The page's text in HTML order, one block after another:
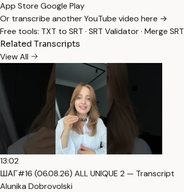
App Store Google Play
Or transcribe another YouTube video here →
Free tools: TXT to SRT · SRT Validator· Merge SRT
Related Transcripts
View All
13:02
ШАГ#16 (06.08.26) ALL UNIQUE 2 — Transcript
Alunika Dobrovolski